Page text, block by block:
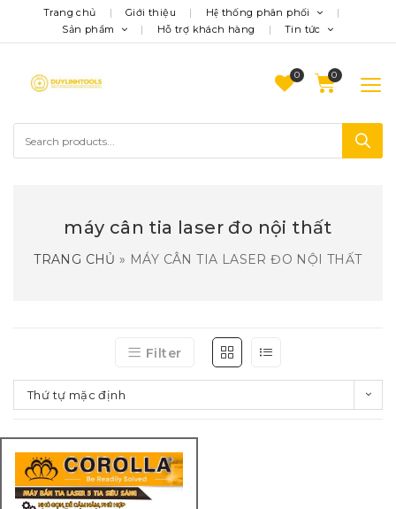
Trang chủ Giới thiệu
Hệ thống phân phối
Sản phẩm
Hỗ trợ khách hàng Tin tức
0
máy cân tia laser đo nội thất
TRANG CHỦ » MÁY CÂN TIA LASER ĐO NỘI THẤT
Filter
Thứ tự mặc định